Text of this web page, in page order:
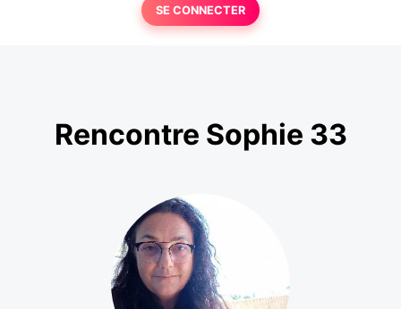
SE CONNECTER
Rencontre Sophie 33